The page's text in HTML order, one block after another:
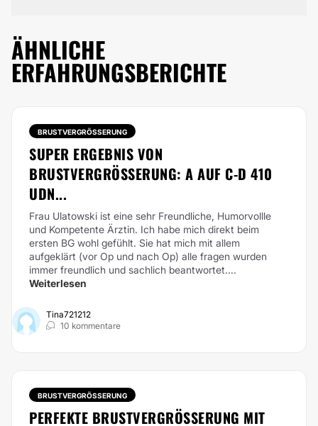
ÄHNLICHE
ERFAHRUNGSBERICHTE
BRUSTVERGRÖSSERUNG
SUPER ERGEBNIS VON
BRUSTVERGRÖSSERUNG: A AUF C-D 410 U
DN...
Frau Ulatowski ist eine sehr Freundliche, Humorvollle
und Kompetente Ärztin. Ich habe mich direkt beim
ersten BG wohl gefühlt. Sie hat mich mit allem
aufgeklärt (vor Op und nach Op) alle fragen wurden
immer freundlich und sachlich beantwortet....
Weiterlesen
Tina721212
10 kommentare
BRUSTVERGRÖSSERUNG
PERFEKTE BRUSTVERGRÖSSERUNG MIT P